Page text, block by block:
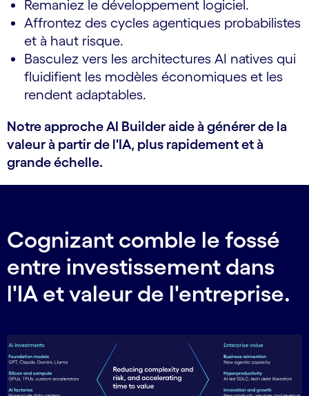
Remaniez le développement logiciel.
Affrontez des cycles agentiques probabilistes
et à haut risque.
Basculez vers les architectures AI natives qui
fluidifient les modèles économiques et les
rendent adaptables.
Notre approche AI Builder aide à générer de la
valeur à partir de l'IA, plus rapidement et à
grande échelle.
Cognizant comble le fossé
entre investissement dans
l'IA et valeur de l'entreprise.